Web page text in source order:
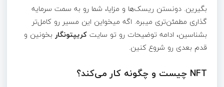
بگیرین. دونستن ریسک‌ها و مزایا، شما رو به سمت سرمایه
گذاری مطمئن‌تری میبره. اگه میخواین این مسیر رو کامل‌تر
بشناسین، ادامه توضیحات رو تو سایت کریپتونگار بخونین و
قدم بعدی رو شروع کنین.
NFT چیست و چگونه کار می‌کند؟